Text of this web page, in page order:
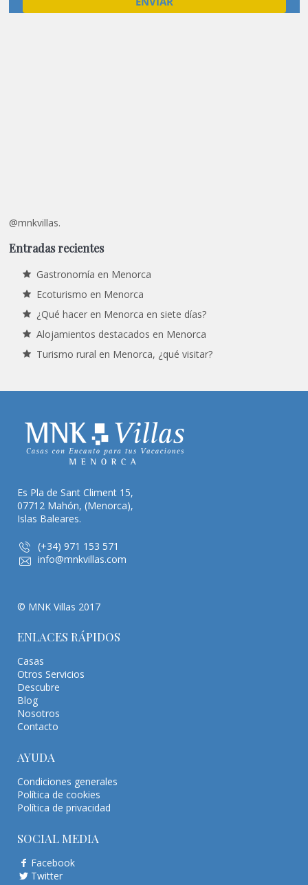
@mnkvillas.
Entradas recientes
Gastronomía en Menorca
Ecoturismo en Menorca
¿Qué hacer en Menorca en siete días?
Alojamientos destacados en Menorca
Turismo rural en Menorca, ¿qué visitar?
Es Pla de Sant Climent 15,
07712 Mahón, (Menorca),
Islas Baleares.
(+34) 971 153 571
info@mnkvillas.com
© MNK Villas 2017
ENLACES RÁPIDOS
Casas
Otros Servicios
Descubre
Blog
Nosotros
Contacto
AYUDA
Condiciones generales
Política de cookies
Política de privacidad
SOCIAL MEDIA
Facebook
Twitter